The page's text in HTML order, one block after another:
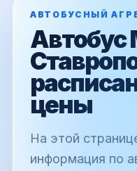
АВТОБУСНЫЙ
Автобус
цены
На этой
информация по